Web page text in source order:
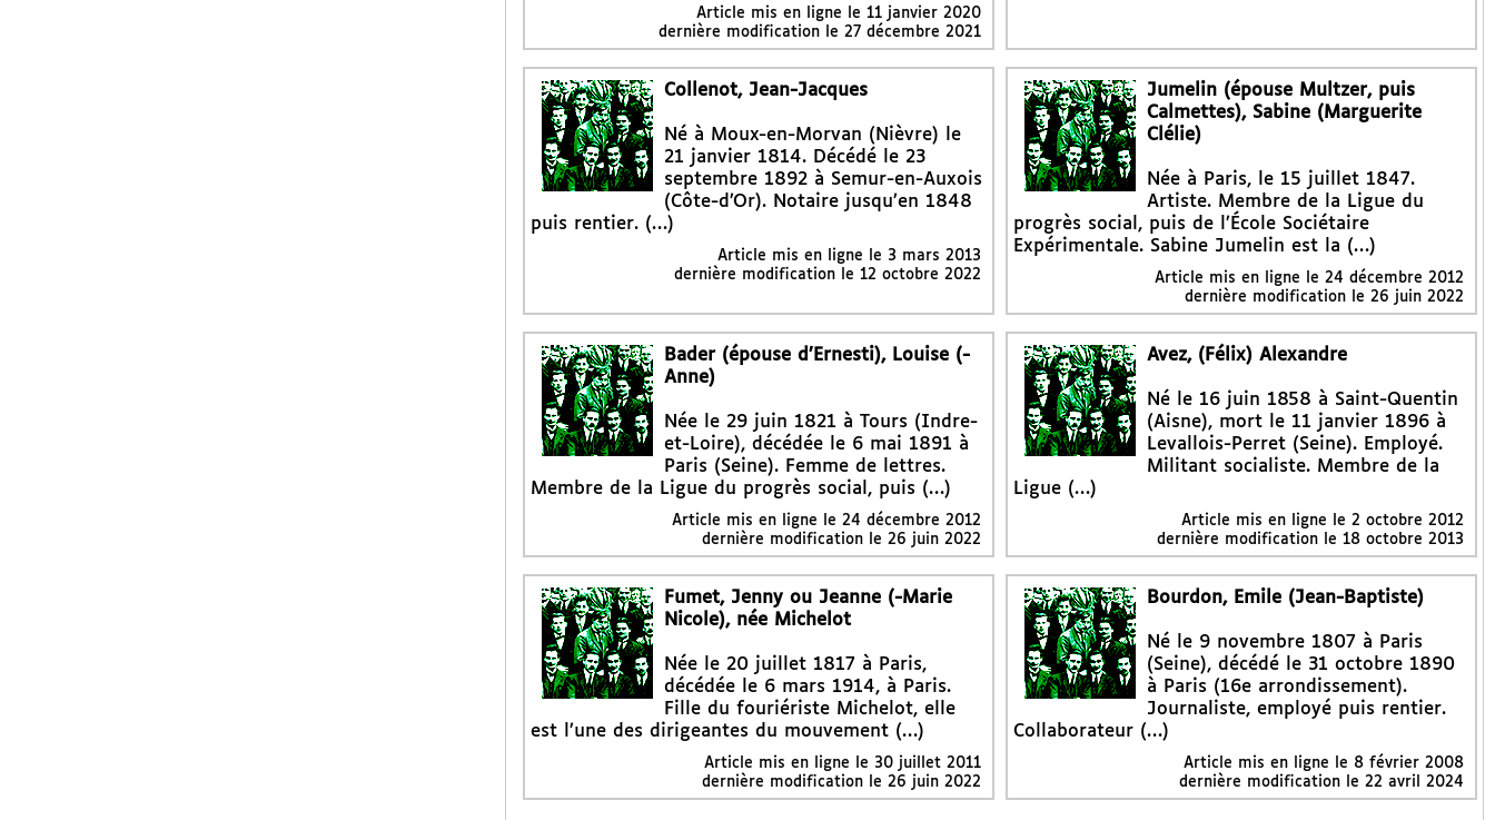
Article mis en ligne le 11 janvier 2020
dernière modification le 27 décembre 2021
Collenot, Jean-Jacques
Né à Moux-en-Morvan (Nièvre) le
21 janvier 1814. Décédé le 23
septembre 1892 à Semur-en-Auxois
(Côte-d’Or). Notaire jusqu’en 1848
puis rentier. (…)
Article mis en ligne le 3 mars 2013
dernière modification le 12 octobre 2022
Jumelin (épouse Multzer, puis
Calmettes), Sabine (Marguerite
Clélie)
Née à Paris, le 15 juillet 1847.
Artiste. Membre de la Ligue du
progrès social, puis de l’École Sociétaire
Expérimentale. Sabine Jumelin est la (…)
Article mis en ligne le24 décembre 2012
dernière modification le 26 juin 2022
Bader (épouse d’Ernesti), Louise (-
Anne)
Née le 29 juin 1821 à Tours (Indre-
et-Loire), décédée le 6 mai 1891 à
Paris (Seine). Femme de lettres.
Membre de la Ligue du progrès social, puis (…)
Article mis en ligne le 24 décembre 2012
dernière modification le 26 juin 2022
Avez, (Félix) Alexandre
Né le 16 juin 1858 à Saint-Quentin
(Aisne), mort le 11 janvier 1896 à
Levallois-Perret (Seine). Employé.
Militant socialiste. Membre de la
Ligue (…)
Article mis en ligne le2 octobre 2012
dernière modification le 18 octobre 2013
Fumet, Jenny ou Jeanne (-Marie
Nicole), née Michelot
Née le 20 juillet 1817 à Paris,
décédée le 6 mars 1914, à Paris.
Fille du fouriériste Michelot, elle
est l’une des dirigeantes du mouvement (…)
Article mis en ligne le 30 juillet 2011
dernière modification le 26 juin 2022
Bourdon, Emile (Jean-Baptiste)
Né le 9 novembre 1807 à Paris
(Seine), décédé le 31 octobre 1890
à Paris (16e arrondissement).
Journaliste, employé puis rentier.
Collaborateur (…)
Article mis en ligne le 8 février 2008
dernière modification le 22 avril 2024